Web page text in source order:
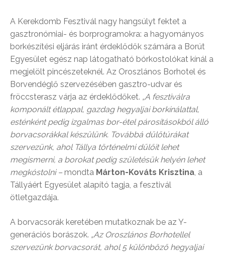
A Kerekdomb Fesztivál nagy hangsúlyt fektet a
gasztronómiai- és borprogramokra: a hagyományos
borkészítési eljárás iránt érdeklődők számára a Borút
Egyesület egész nap látogatható bórkostolókat kínál a
megjelölt pincészeteknél. Az Oroszlános Borhotel és
Borvendéglő szervezésében gasztro-udvar és
fröccsterasz várja az érdeklődőket. „A fesztiválra
komponált étlappal, gazdag hegyaljai borkínálattal,
esténként pedig izgalmas bor-étel párosításokból álló
borvacsorákkal készülünk. Továbbá dűlőtúrákat
szervezünk, ahol Tállya történelmi dűlőit lehet
megismerni, a borokat pedig születésük helyén lehet
megkóstolni –mondta Márton-Kováts Krisztina , a
Tállyáért Egyesület alapító tagja, a fesztivál
ötletgazdája.
A borvacsorák keretében mutatkoznak be az Y-
generációs borászok. „Az Oroszlános Borhotellel
szervezünk borvacsorát, ahol 5 különböző hegyaljai